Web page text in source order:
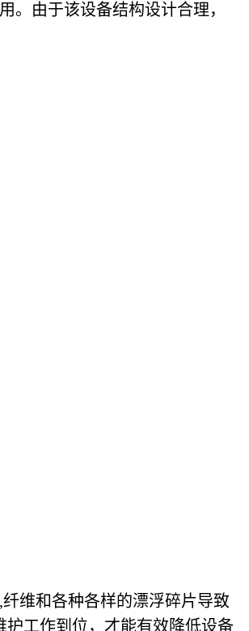
。 由于该设备结构设计合理，
维和各种各样的漂浮碎片导致
工作到位，才能有效降低设备